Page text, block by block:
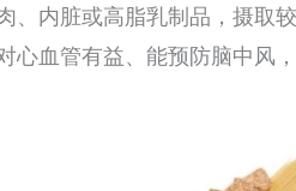
、内脏或高脂乳制品，摄取
心血管有益、能预防脑中